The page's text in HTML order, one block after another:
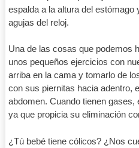
espalda a la altura del estómago
agujas del reloj.
Una de las cosas que podemos
unos pequeños ejercicios con
arriba en la cama y tomarlo de
con sus piernitas hacia adentro,
abdomen. Cuando tienen
ya que propicia su eliminación
¿Tú bebé tiene cólicos? ¿Nos